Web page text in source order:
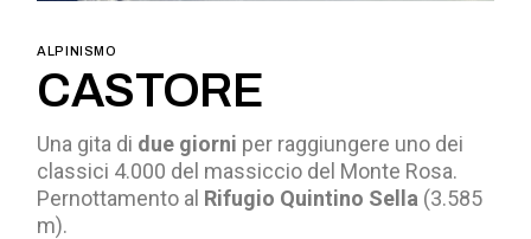
ALPINISMO
CASTORE
Una gita di due giorni per raggiungere uno dei
classici 4.000 del massiccio del Monte Rosa.
Pernottamento al Rifugio Quintino Sella (3.585
m).